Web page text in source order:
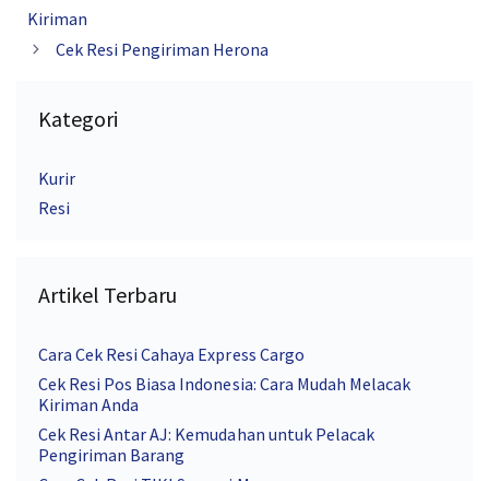
Kiriman
Cek Resi Pengiriman Herona
Kategori
Kurir
Resi
Artikel Terbaru
Cara Cek Resi Cahaya Express Cargo
Cek Resi Pos Biasa Indonesia: Cara Mudah Melacak
Kiriman Anda
Cek Resi Antar AJ: Kemudahan untuk Pelacak
Pengiriman Barang